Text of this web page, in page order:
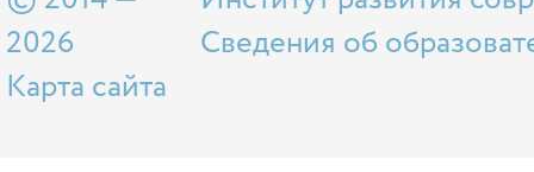
2026
Карта сайта
Сведения об